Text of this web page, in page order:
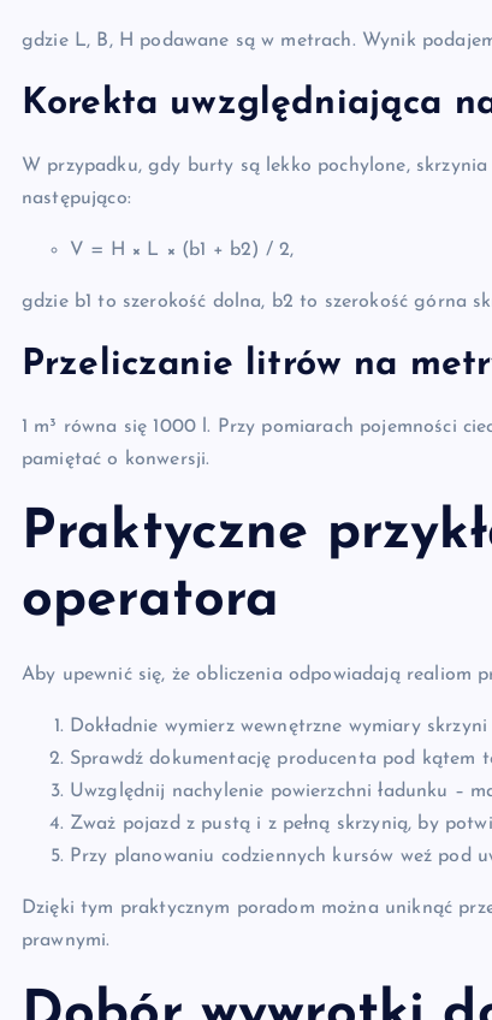
gdzie L, B, H podawane są w metrach. Wynik
Korekta uwzględniająca
W przypadku, gdy burty są lekko pochylone,
następująco:
V = H × L × (b1 + b2) / 2,
gdzie b1 to szerokość dolna, b2 to szerokość górna
Przeliczanie litrów na
1 m³ równa się 1000 l. Przy pomiarach pojemności
pamiętać o konwersji.
Praktyczne
operatora
Aby upewnić się, że obliczenia odpowiadają realiom
Dokładnie wymierz wewnętrzne wymiary
Sprawdź dokumentację producenta pod kątem
Uwzględnij nachylenie powierzchni ładunku –
Zważ pojazd z pustą i z pełną skrzynią, by
Przy planowaniu codziennych kursów weź pod
Dzięki tym praktycznym poradom można uniknąć
prawnymi.